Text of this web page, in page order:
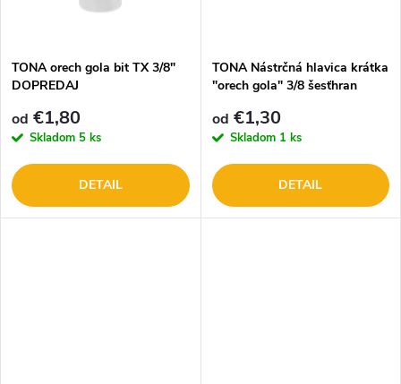
o
v
o
v
TONA orech gola bit TX 3/8"
DOPREDAJ
od €1,80
Skladom 5 ks
DETAIL
TONA Nástrčná hlavica krátka
"orech gola" 3/8 šesťhran
od €1,30
Skladom 1 ks
DETAIL